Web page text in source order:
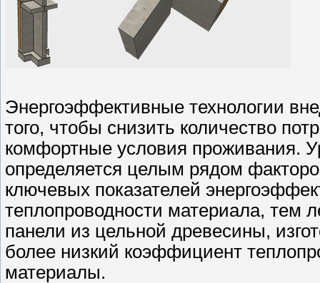
Энергоэффективные технологии
того, чтобы снизить количество
комфортные условия проживания.
определяется целым рядом
ключевых показателей
теплопроводности материала, тем
панели из цельной древесины,
более низкий коэффициент
материалы.